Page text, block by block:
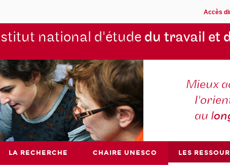
Accès
national d'étude du travail et
Mieux
au l
LA RECHERCHE CHAIRE UNESCO LES